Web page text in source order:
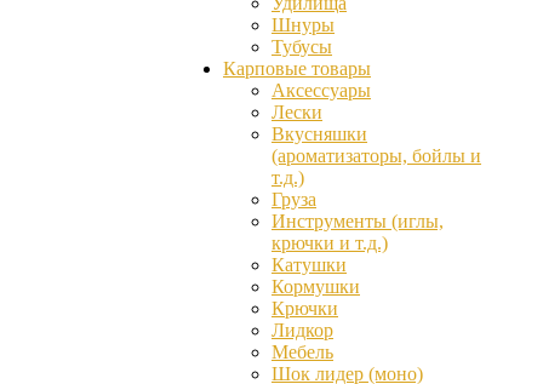
Шнуры
Тубусы
Карповые товары
Аксессуары
Лески
Вкусняшки
(ароматизаторы, бойлы и
т.д.)
Груза
Инструменты (иглы,
крючки и т.д.)
Катушки
Кормушки
Крючки
Лидкор
Мебель
Шок лидер (моно)